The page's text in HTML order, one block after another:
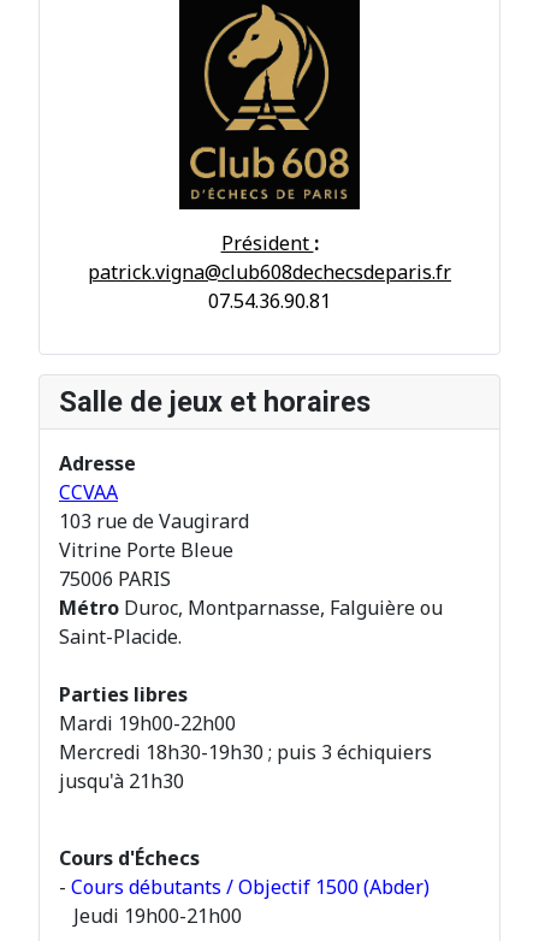
Président :
patrick.vigna@club608dechecsdeparis.fr
07.54.36.90.81
Salle de jeux et horaires
Adresse
CCVAA
103 rue de Vaugirard
Vitrine Porte Bleue
75006 PARIS
Métro Duroc, Montparnasse, Falguière ou
Saint-Placide.
Parties libres
Mardi 19h00-22h00
Mercredi 18h30-19h30 ; puis 3 échiquiers
jusqu'à 21h30
Cours d'Échecs
- Cours débutants / Objectif 1500 (Abder)
Jeudi 19h00-21h00